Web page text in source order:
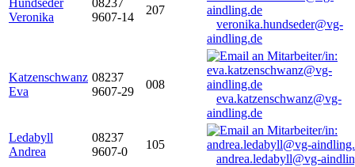
Hundseder
Veronika
08237
9607-14
207
veronika.hundseder@vg-
aindling.de
Katzenschwanz
Eva
08237
9607-29
008
eva.katzenschwanz@vg-
aindling.de
Ledabyll
Andrea
08237
9607-0
105
andrea.ledabyll@vg-